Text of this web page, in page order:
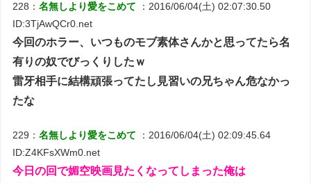
228：名無しより愛をこめて
：2016/06/04(土) 02:07:30.50
ID:3TjAwQCr0.net
今回のホラー、いつものモブ素体さんかと思ってたら名
有りの奴でびっくりしたｗ
雷牙相手に結構頑張ってたし見習いの兄ちゃん危なかっ
たな
229：名無しより愛をこめて
：2016/06/04(土) 02:09:45.64
ID:Z4KFsXWm0.net
今日の回で媚空映画見たくなってしまった俺は